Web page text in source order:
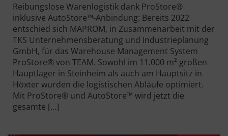
Reibungslose Warenlogistik dank ProStore®
inklusive AutoStore™-Anbindung: Bereits 2022
entschied sich MAPROM, in Zusammenarbeit mit der
TKS Unternehmensberatung und Industrieplanung
GmbH, für das Warehouse Management System
ProStore® von TEAM. Sowohl im 11.000 m² großen
Hauptlager in Steinheim als auch am Hauptsitz in
Höxter wurden die logistischen Abläufe optimiert.
Mit ProStore® und AutoStore™ wird jetzt die
gesamte […]